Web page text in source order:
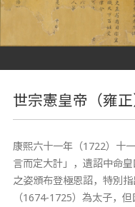
世宗憲皇帝（雍
康熙六十一年（1722）十
言而定大計」，遺詔中命
之姿頒布登極恩詔，特別
（1674-1725）為太子，